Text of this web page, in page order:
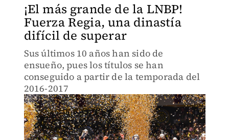
¡El más grande de la LNBP!
Fuerza Regia, una dinastía
difícil de superar
Sus últimos 10 años han sido de
ensueño, pues los títulos se han
conseguido a partir de la temporada del
2016-2017